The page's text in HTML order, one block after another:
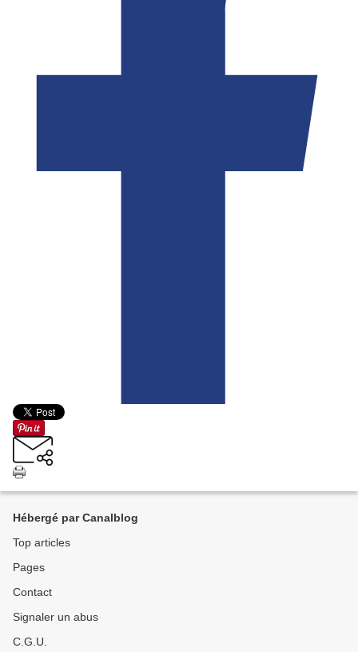
Hébergé par Canalblog
Top articles
Pages
Contact
Signaler un abus
C.G.U.